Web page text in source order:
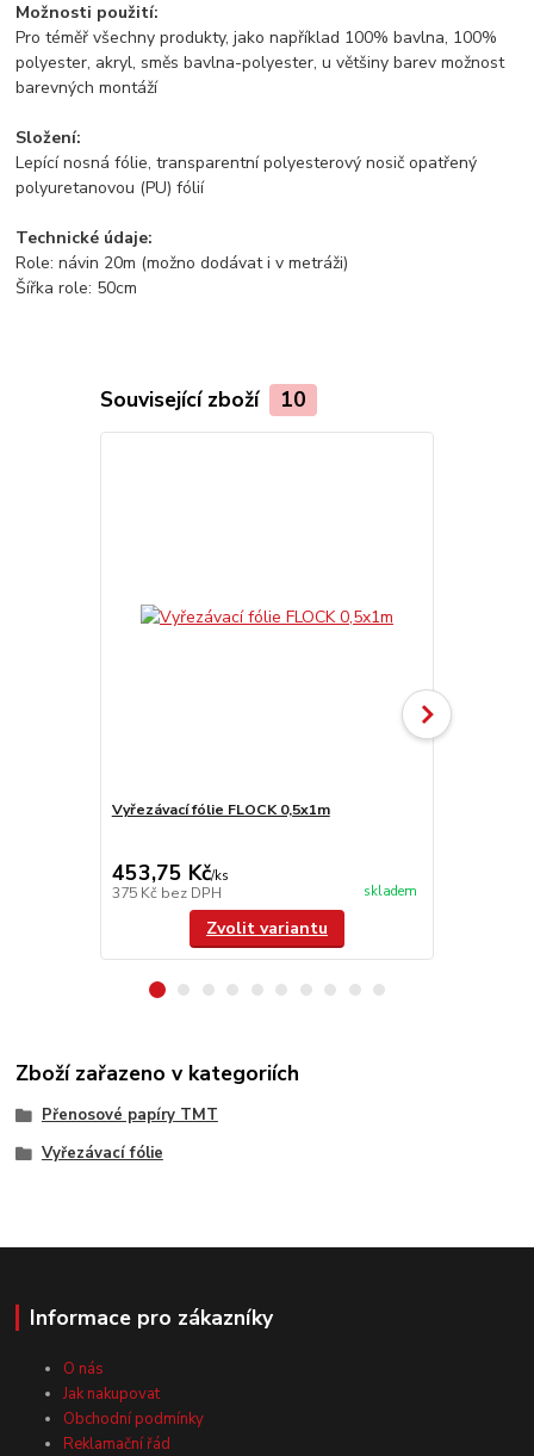
Možnosti použití:
Pro téměř všechny produkty, jako například 100% bavlna, 100%
polyester, akryl, směs bavlna-polyester, u většiny barev možnost
barevných montáží
Složení:
Lepící nosná fólie, transparentní polyesterový nosič opatřený
polyuretanovou (PU) fólií
Technické údaje:
Role: návin 20m (možno dodávat i v metráži)
Šířka role: 50cm
Související zboží 10
Vyřezávací fólie FLOCK 0,5x1m
453,75 Kč/ks
375 Kč bez DPH skladem
Zvolit variantu
Zboží zařazeno v kategoriích
Přenosové papíry TMT
Vyřezávací fólie
Informace pro zákazníky
O nás
Jak nakupovat
Obchodní podmínky
Reklamační řád